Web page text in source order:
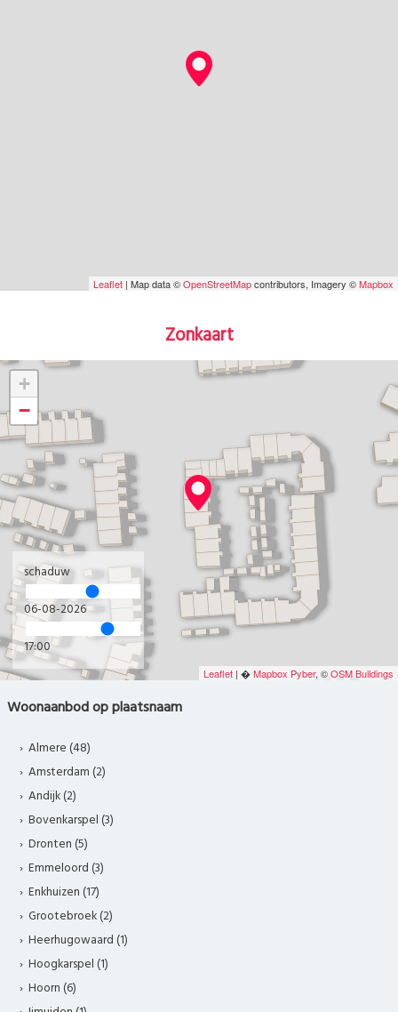
Leaflet | Map data ©OpenStreetMapcontributors, Imagery ©Mapbox
Zonkaart
+
−
Leaflet | �Mapbox Pyber, ©OSM Buildings
schaduw
06-08-2026
17:00
Woonaanbod op plaatsnaam
Almere (48)
Amsterdam (2)
Andijk (2)
Bovenkarspel (3)
Dronten (5)
Emmeloord (3)
Enkhuizen (17)
Grootebroek (2)
Heerhugowaard (1)
Hoogkarspel (1)
Hoorn (6)